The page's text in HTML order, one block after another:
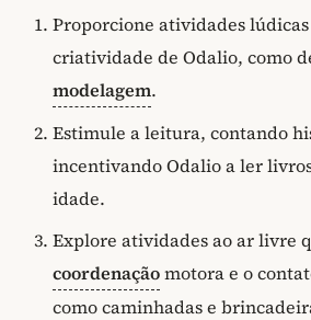
Proporcione atividades
criatividade de Odalio, como
modelagem.
Estimule a leitura, contando
incentivando Odalio a ler
idade.
Explore atividades ao ar livre
coordenaçãomotora e o
como caminhadas e